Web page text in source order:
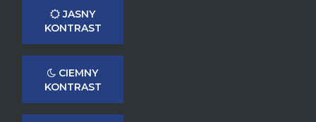
JASNY
KONTRAST
CIEMNY
KONTRAST